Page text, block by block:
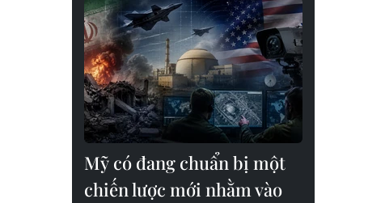
Mỹ có đang chuẩn bị một
chiến lược mới nhằm vào